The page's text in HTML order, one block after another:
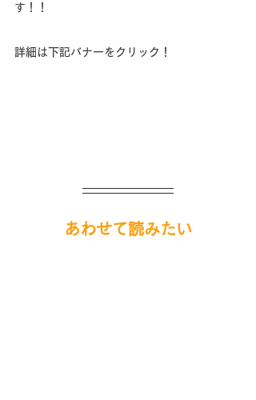
す！！
詳細は下記バナーをクリック！
あわせて読みたい